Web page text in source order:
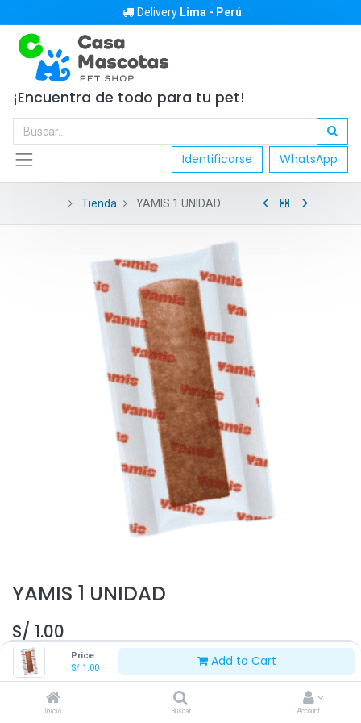
Price:
S/ 1.00 Add to Cart
Inicio Buscar Account
Delivery Lima - Perú
¡Encuentra de todo para tu pet!
Identificarse WhatsApp
Tienda YAMIS 1 UNIDAD
YAMIS 1 UNIDAD
S/ 1.00